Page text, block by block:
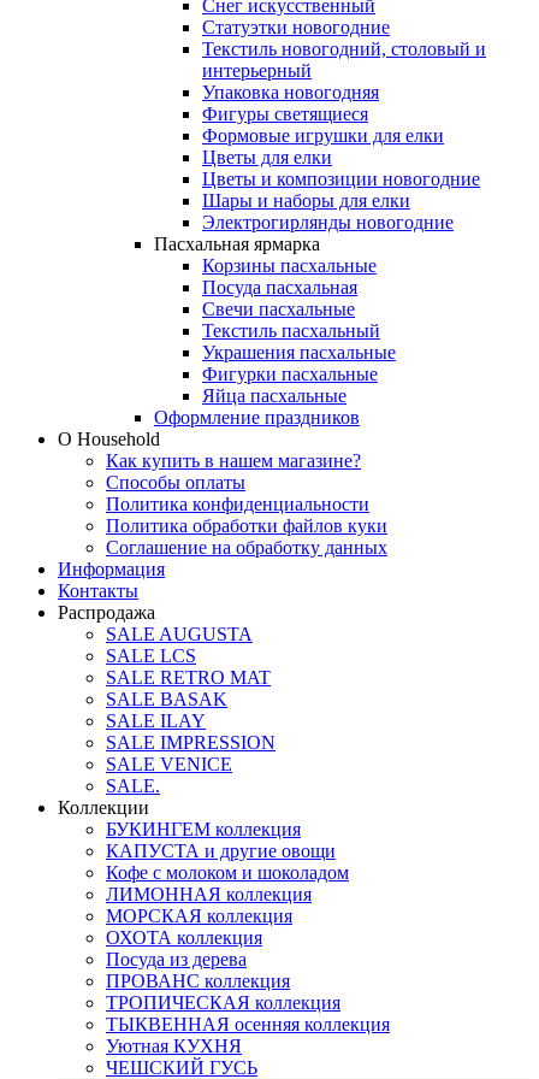
Снег искусственный
Статуэтки новогодние
Текстиль новогодний, столовый и
интерьерный
Упаковка новогодняя
Фигуры светящиеся
Формовые игрушки для елки
Цветы для елки
Цветы и композиции новогодние
Шары и наборы для елки
Электрогирлянды новогодние
Пасхальная ярмарка
Корзины пасхальные
Посуда пасхальная
Свечи пасхальные
Текстиль пасхальный
Украшения пасхальные
Фигурки пасхальные
Яйца пасхальные
Оформление праздников
О Household
Как купить в нашем магазине?
Способы оплаты
Политика конфиденциальности
Политика обработки файлов куки
Соглашение на обработку данных
Информация
Контакты
Распродажа
SALE AUGUSTA
SALE LCS
SALE RETRO MAT
SALE BASAK
SALE ILAY
SALE IMPRESSION
SALE VENICE
SALE.
Коллекции
БУКИНГЕМ коллекция
КАПУСТА и другие овощи
Кофе с молоком и шоколадом
ЛИМОННАЯ коллекция
МОРСКАЯ коллекция
ОХОТА коллекция
Посуда из дерева
ПРОВАНС коллекция
ТРОПИЧЕСКАЯ коллекция
ТЫКВЕННАЯ осенняя коллекция
Уютная КУХНЯ
ЧЕШСКИЙ ГУСЬ